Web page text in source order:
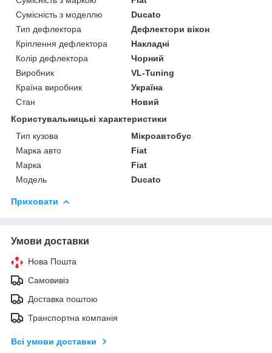
Сумісність з моделлю
Ducato
Тип дефлектора
Дефлектори вікон
Кріплення дефлектора
Накладні
Колір дефлектора
Чорний
Виробник
VL-Tuning
Країна виробник
Україна
Стан
Новий
Користувальницькі характеристики
Тип кузова
Мікроавтобус
Марка авто
Fiat
Марка
Fiat
Модель
Ducato
Приховати
Умови доставки
Нова Пошта
Самовивіз
Доставка поштою
Транспортна компанія
Всі умови доставки